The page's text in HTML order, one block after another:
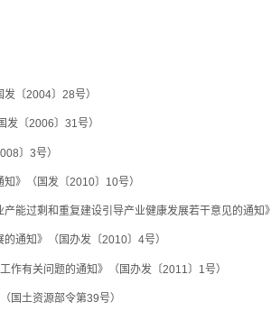
〔2004〕28号）
〔2006〕31号）
〕3号）
》（国发〔2010〕10号）
过剩和重复建设引导产业健康发展若干意见的通知
通知》（国办发〔2010〕4号）
有关问题的通知》（国办发〔2011〕1号）
土资源部令第39号）